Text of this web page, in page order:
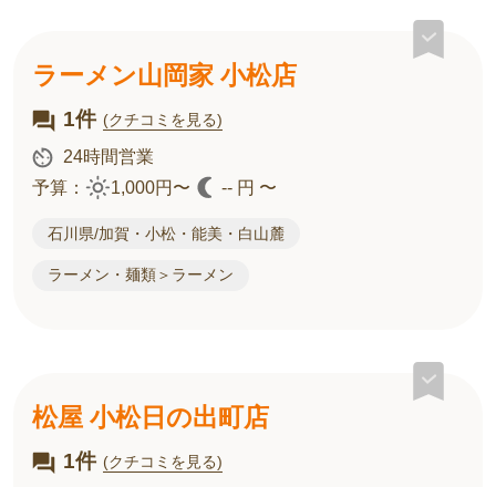
ラーメン山岡家 小松店
1件 (クチコミを見る)
24時間営業
予算：
1,000円〜 -- 円 〜
石川県/加賀・小松・能美・白山麓
ラーメン・麺類＞ラーメン
松屋 小松日の出町店
1件 (クチコミを見る)